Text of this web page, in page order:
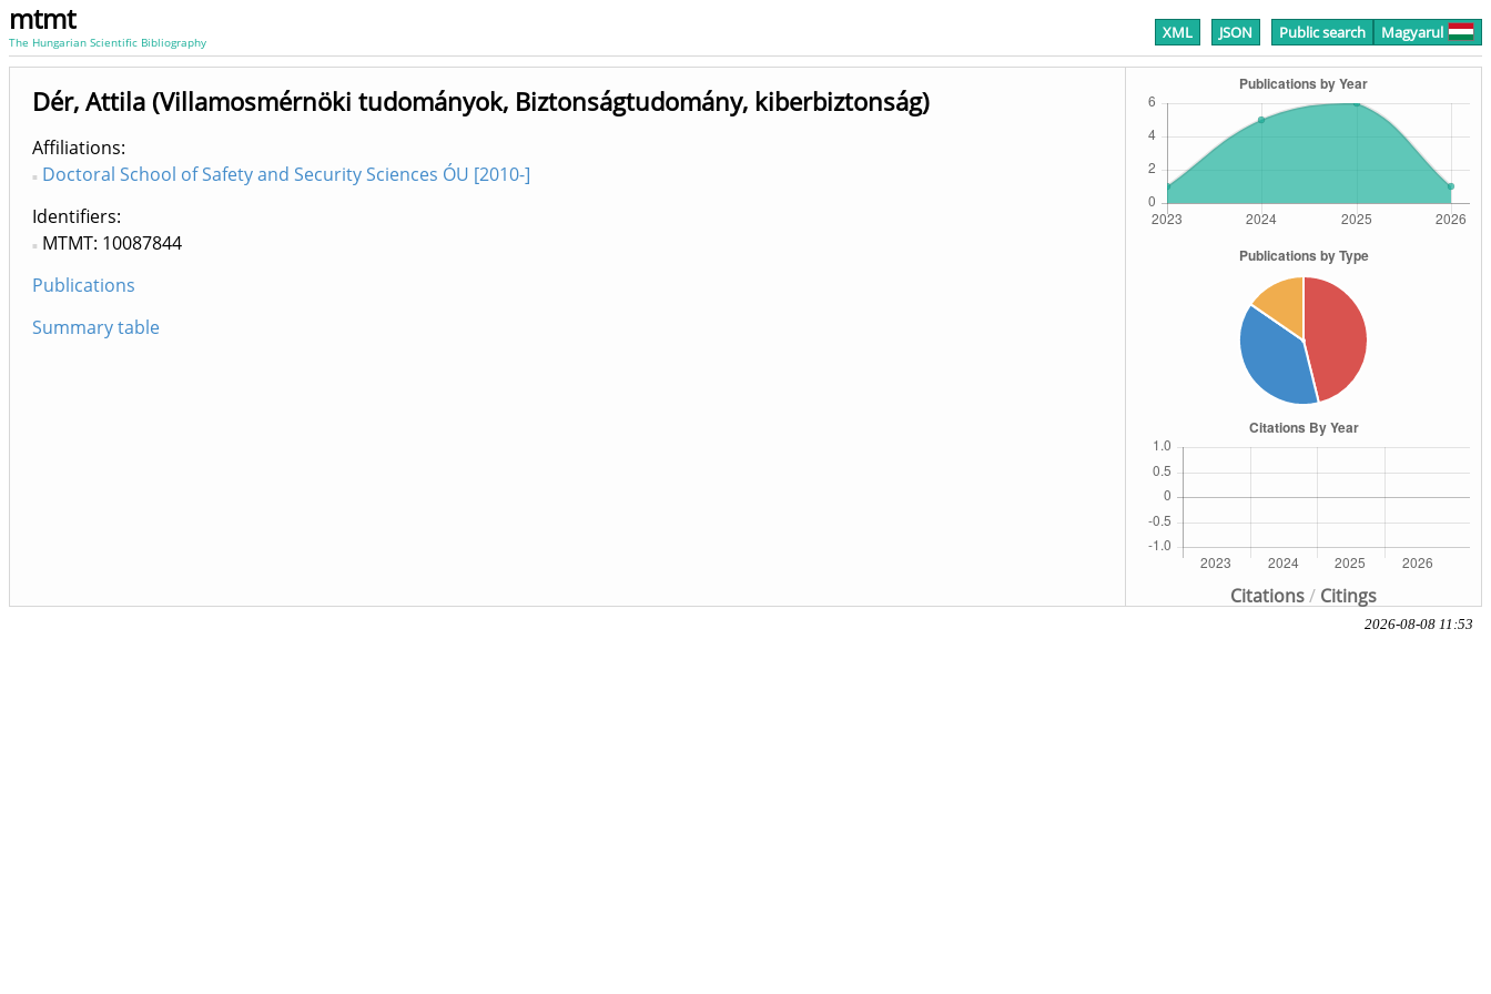
mtmt
The Hungarian Scientific Bibliography XML JSON Public search Magyarul
Citations/ Citings
Dér, Attila (Villamosmérnöki tudományok, Biztonságtudomány, kiberbiztonság)
Affiliations
Doctoral School of Safety and Security Sciences ÓU [2010-]
Identifiers
MTMT: 10087844
Publications
Summary table
2026-08-08 11:53